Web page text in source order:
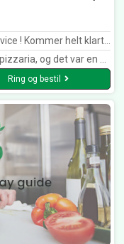
! Kommer helt klart igen
mad. - bliver mit faste pizzaria fra nu af. Kan klart anbefales!!!
Ring og bestil